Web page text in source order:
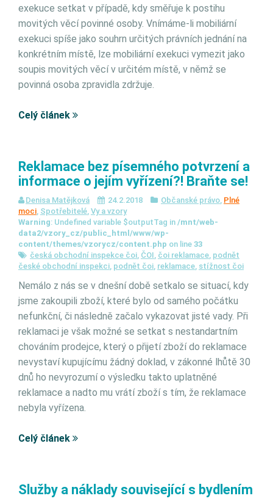
exekuce setkat v případě, kdy směřuje k postihu
movitých věcí povinné osoby. Vnímáme-li mobiliární
exekuci spíše jako souhrn určitých právních jednání na
konkrétním místě, lze mobiliární exekuci vymezit jako
soupis movitých věcí v určitém místě, v němž se
povinná osoba zpravidla zdržuje.
Celý článek
Reklamace bez písemného potvrzení a
informace o jejím vyřízení?! Braňte se!
Denisa Matějková 24.2.2018 Občanské právo, Plné
moci, Spotřebitelé, Vy a vzory
Warning: Undefined variable $outputTag in /mnt/web-
data2/vzory_cz/public_html/www/wp-
content/themes/vzorycz/content.php on line 33
česká obchodní inspekce čoi, ČOI, čoi reklamace, podnět
české obchodní inspekci, podnět čoi, reklamace, stížnost čoi
Nemálo z nás se v dnešní době setkalo se situací, kdy
jsme zakoupili zboží, které bylo od samého počátku
nefunkční, či následně začalo vykazovat jisté vady. Při
reklamaci je však možné se setkat s nestandartním
chováním prodejce, který o přijetí zboží do reklamace
nevystaví kupujícímu žádný doklad, v zákonné lhůtě 30
dnů ho nevyrozumí o výsledku takto uplatněné
reklamace a nadto mu vrátí zboží s tím, že reklamace
nebyla vyřízena.
Celý článek
Služby a náklady související s bydlením